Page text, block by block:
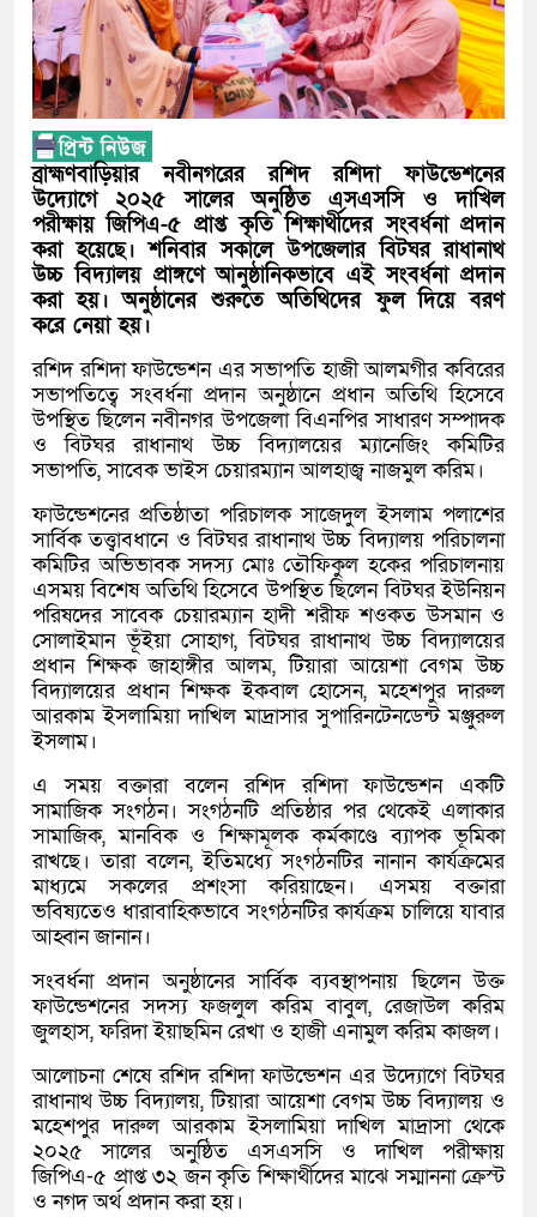
নবীনগরে ধান মাড়াই মেশিনে শ্রমিকের হাতের
নবীনগরে জনবান্ধব তিন সিদ্ধান্তের প্রশংসায়
ব্রাহ্মণবাড়িয়ার নবীনগরের রশিদ রশিদা ফাউন্ডেশনের
উদ্যোগে ২০২৫ সালের অনুষ্ঠিত এসএসসি ও দাখিল
পরীক্ষায় জিপিএ-৫ প্রাপ্ত কৃতি শিক্ষার্থীদের সংবর্ধনা প্রদান
করা হয়েছে। শনিবার সকালে উপজেলার বিটঘর রাধানাথ
উচ্চ বিদ্যালয় প্রাঙ্গণে আনুষ্ঠানিকভাবে এই সংবর্ধনা প্রদান
করা হয়। অনুষ্ঠানের শুরুতে অতিথিদের ফুল দিয়ে বরণ
করে নেয়া হয়।
রশিদ রশিদা ফাউন্ডেশন এর সভাপতি হাজী আলমগীর কবিরের
সভাপতিত্বে সংবর্ধনা প্রদান অনুষ্ঠানে প্রধান অতিথি হিসেবে
উপস্থিত ছিলেন নবীনগর উপজেলা বিএনপির সাধারণ সম্পাদক
ও বিটঘর রাধানাথ উচ্চ বিদ্যালয়ের ম্যানেজিং কমিটির
সভাপতি, সাবেক ভাইস চেয়ারম্যান আলহাজ্ব নাজমুল করিম।
ফাউন্ডেশনের প্রতিষ্ঠাতা পরিচালক সাজেদুল ইসলাম পলাশের
সার্বিক তত্ত্বাবধানে ও বিটঘর রাধানাথ উচ্চ বিদ্যালয় পরিচালনা
কমিটির অভিভাবক সদস্য মোঃ তৌফিকুল হকের পরিচালনায়
এসময় বিশেষ অতিথি হিসেবে উপস্থিত ছিলেন বিটঘর ইউনিয়ন
পরিষদের সাবেক চেয়ারম্যান হাদী শরীফ শওকত উসমান ও
সোলাইমান ভূঁইয়া সোহাগ, বিটঘর রাধানাথ উচ্চ বিদ্যালয়ের
প্রধান শিক্ষক জাহাঙ্গীর আলম, টিয়ারা আয়েশা বেগম উচ্চ
বিদ্যালয়ের প্রধান শিক্ষক ইকবাল হোসেন, মহেশপুর দারুল
আরকাম ইসলামিয়া দাখিল মাদ্রাসার সুপারিনটেনডেন্ট মঞ্জুরুল
ইসলাম।
এ সময় বক্তারা বলেন রশিদ রশিদা ফাউন্ডেশন একটি
সামাজিক সংগঠন। সংগঠনটি প্রতিষ্ঠার পর থেকেই এলাকার
সামাজিক, মানবিক ও শিক্ষামূলক কর্মকাণ্ডে ব্যাপক ভূমিকা
রাখছে। তারা বলেন, ইতিমধ্যে সংগঠনটির নানান কার্যক্রমের
মাধ্যমে সকলের প্রশংসা করিয়াছেন। এসময় বক্তারা
ভবিষ্যতেও ধারাবাহিকভাবে সংগঠনটির কার্যক্রম চালিয়ে যাবার
আহ্বান জানান।
সংবর্ধনা প্রদান অনুষ্ঠানের সার্বিক ব্যবস্থাপনায় ছিলেন উক্ত
ফাউন্ডেশনের সদস্য ফজলুল করিম বাবুল, রেজাউল করিম
জুলহাস, ফরিদা ইয়াছমিন রেখা ও হাজী এনামুল করিম কাজল।
আলোচনা শেষে রশিদ রশিদা ফাউন্ডেশন এর উদ্যোগে বিটঘর
রাধানাথ উচ্চ বিদ্যালয়, টিয়ারা আয়েশা বেগম উচ্চ বিদ্যালয় ও
মহেশপুর দারুল আরকাম ইসলামিয়া দাখিল মাদ্রাসা থেকে
২০২৫ সালের অনুষ্ঠিত এসএসসি ও দাখিল পরীক্ষায়
জিপিএ-৫ প্রাপ্ত ৩২ জন কৃতি শিক্ষার্থীদের মাঝে সম্মাননা ক্রেস্ট
ও নগদ অর্থ প্রদান করা হয়।